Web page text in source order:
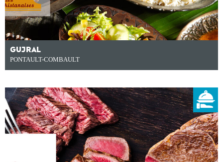
GUJRAL
PONTAULT-COMBAULT